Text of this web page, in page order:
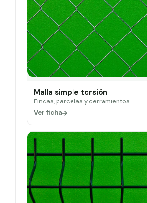
Malla simple torsión
Fincas, parcelas y cerramientos.
Ver ficha